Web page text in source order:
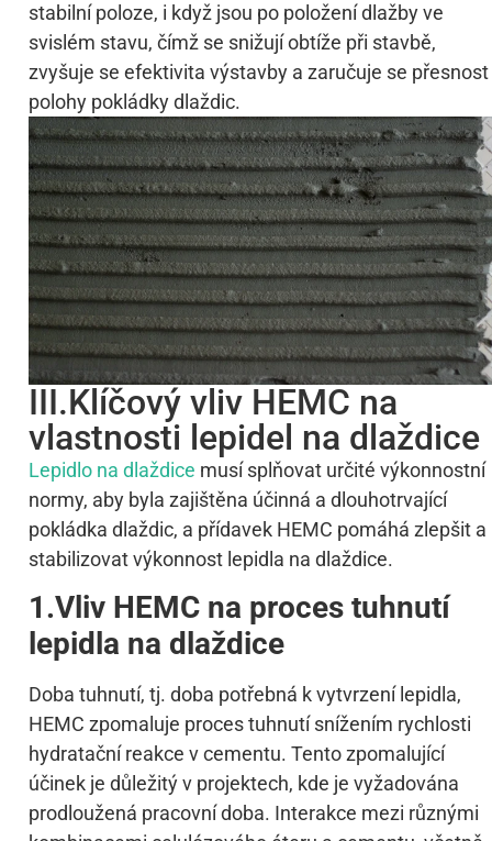
stabilní poloze, i když jsou po položení dlažby ve
svislém stavu, čímž se snižují obtíže při stavbě,
zvyšuje se efektivita výstavby a zaručuje se přesnost
polohy pokládky dlaždic.
III.Klíčový vliv HEMC na
vlastnosti lepidel na dlaždice
Lepidlo na dlaždice musí splňovat určité výkonnostní
normy, aby byla zajištěna účinná a dlouhotrvající
pokládka dlaždic, a přídavek HEMC pomáhá zlepšit a
stabilizovat výkonnost lepidla na dlaždice.
1.Vliv HEMC na proces tuhnutí
lepidla na dlaždice
Doba tuhnutí, tj. doba potřebná k vytvrzení lepidla,
HEMC zpomaluje proces tuhnutí snížením rychlosti
hydratační reakce v cementu. Tento zpomalující
účinek je důležitý v projektech, kde je vyžadována
prodloužená pracovní doba. Interakce mezi různými